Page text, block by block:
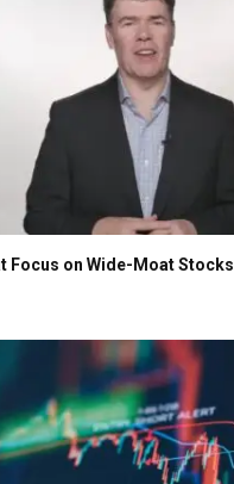
Focus on Wide-Moat Stocks